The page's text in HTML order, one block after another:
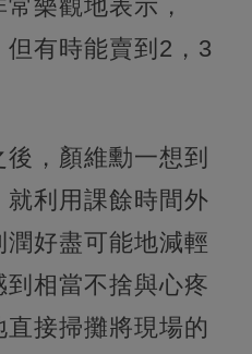
樂觀地表示，
但有時能賣到2，3
，顏維勳一想到
利用課餘時間外
好盡可能地減輕
相當不捨與心疼
接掃攤將現場的